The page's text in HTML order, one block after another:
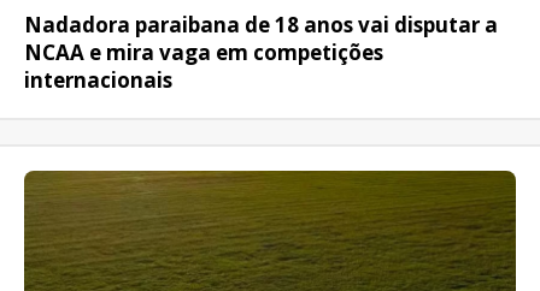
Nadadora paraibana de 18 anos vai disputar a
NCAA e mira vaga em competições
internacionais